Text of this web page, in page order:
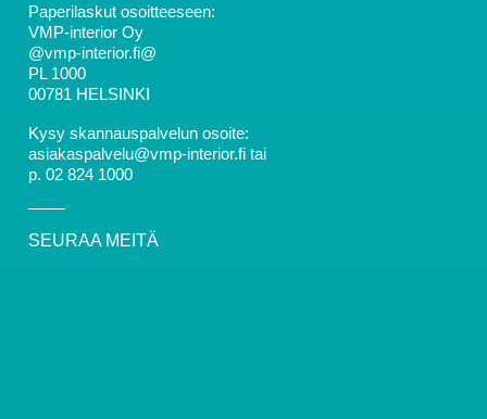
Paperilaskut osoitteeseen:
VMP-interior Oy
@vmp-interior.fi@
PL 1000
00781 HELSINKI
Kysy skannauspalvelun osoite:
asiakaspalvelu@vmp-interior.fi tai
p. 02 824 1000
SEURAA MEITÄ